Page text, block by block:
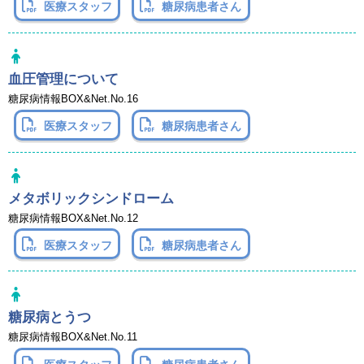
医療スタッフ 糖尿病患者さん
血圧管理について
糖尿病情報BOX&Net.No.16
医療スタッフ 糖尿病患者さん
メタボリックシンドローム
糖尿病情報BOX&Net.No.12
医療スタッフ 糖尿病患者さん
糖尿病とうつ
糖尿病情報BOX&Net.No.11